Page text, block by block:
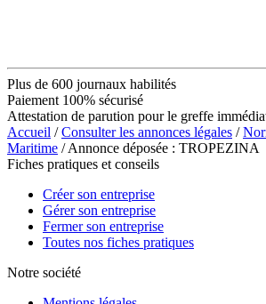
Plus de 600 journaux habilités
Paiement 100% sécurisé
Attestation de parution pour le greffe
Accueil /Consulter les annonces légales /
Maritime / Annonce déposée : TROPEZINA
Fiches pratiques et conseils
Créer son entreprise
Gérer son entreprise
Fermer son entreprise
Toutes nos fiches pratiques
Notre société